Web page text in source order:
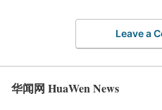
Leave a
华闻网 HuaWen News